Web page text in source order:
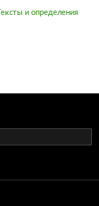
и определения